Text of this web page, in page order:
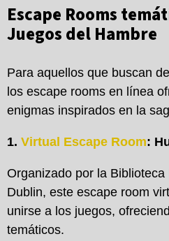
Escape Rooms
Juegos del Hambre
Para aquellos que buscan
los escape rooms en línea
enigmas inspirados en la
1. Virtual Escape Room:
Organizado por la
Dublin, este escape room
unirse a los juegos,
temáticos.